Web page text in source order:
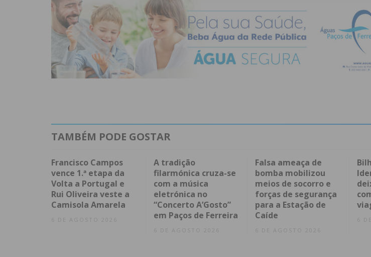
TAMBÉM PODE GOSTAR
Francisco Campos
vence 1.ª etapa da
Volta a Portugal e
Rui Oliveira veste a
Camisola Amarela
6 DE AGOSTO 2026
A tradição
filarmónica cruza-se
com a música
eletrónica no
“Concerto A’Gosto”
em Paços de Ferreira
6 DE AGOSTO 2026
Falsa ameaça de
bomba mobilizou
meios de socorro e
forças de segurança
para a Estação de
Caíde
6 DE AGOSTO 2026
6